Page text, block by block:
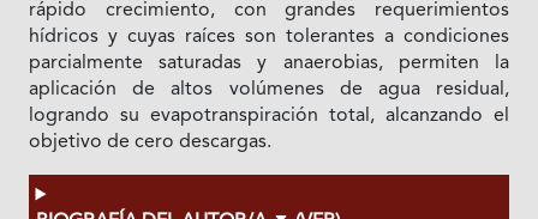
rápido crecimiento, con grandes requerimientos
hídricos y cuyas raíces son tolerantes a condiciones
parcialmente saturadas y anaerobias, permiten la
aplicación de altos volúmenes de agua residual,
logrando su evapotranspiración total, alcanzando el
objetivo de cero descargas.